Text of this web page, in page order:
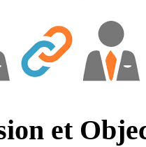
et